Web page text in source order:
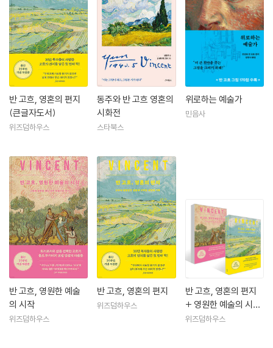
을 떠날 때까지 편지를 주고받았다. 그가 테오에게 보낸 편지는 668통이
나 되고 그 밖에 어머니, 여동생 윌, 동료 화가들에게 보낸 편지들이 남아
있다.
반 고흐, 영혼의 편지
(큰글자도서)
위즈덤하우스
동주와 반 고흐 영혼의
시화전
스타북스
위로하는 예술가
민음사
반 고흐, 영원한 예술
의 시작
위즈덤하우스
반 고흐, 영혼의 편지
위즈덤하우스
반 고흐, 영혼의 편지
+ 영원한 예술의 시작
세트
위즈덤하우스